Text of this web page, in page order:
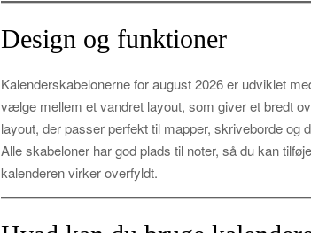
Design og funktioner
Kalenderskabelonerne for august 2026 er udviklet
vælge mellem et vandret layout, som giver et bredt
layout, der passer perfekt til mapper, skriveborde og
Alle skabeloner har god plads til noter, så du kan
kalenderen virker overfyldt.